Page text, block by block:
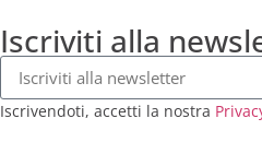
Iscriviti alla
Iscrivendoti, accetti la nostra